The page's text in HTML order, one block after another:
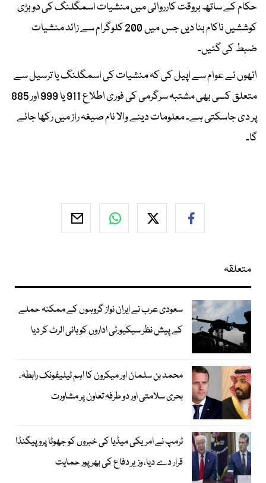
حکام کے ساتھ بروقت کارروائی میں منشیات اسمگلنگ کی دو بڑی
کوششیں ناکام بنا دیں جس میں 200 کلوگرام سے زائد منشیات
ضبط کی گئیں۔
انھوں نے عوام سے اپیل کی کہ منشیات کی اسمگلنگ یا ترسیل سے
متعلق کسی بھی مشتبہ سرگرمی کی فوری اطلاع 911 یا 999 اور 885
پر دی جاسکتی ہے۔ معلومات دینے والا نام صیغہ راز میں رکھا جائے
گا۔
متعلقہ
سعودی عرب نے ایران نواز گروہوں کے ممکنہ حملے
کے پیش نظر سیکیورٹی اداروں کو ہائی الرٹ کر دیا
محمد بن سلمان اور میکرون کا اہم ٹیلیفونک رابطہ،
بحری سلامتی اور دو طرفہ تعاون پر مشاورت
ٹرمپ نے امریکی میڈیا کی خبروں کو جھوٹا پروپیگنڈا
قرار دے دیا، وزیر دفاع کی بھرپور حمایت